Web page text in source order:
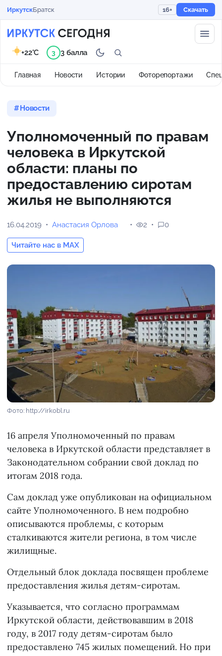
ИркутскБратск 16+ Скачать
Главная Новости Истории Фоторепортажи
+22°C 3 3 балла
Новости
Уполномоченный по правам
человека в Иркутской
области: планы по
предоставлению сиротам
жилья не выполняются
16.04.2019 Анастасия Орлова
Читайте нас в MAX
2 0
Фото: http://irkobl.ru
16 апреля Уполномоченный по правам
человека в Иркутской области представляет в
Законодательном собрании свой доклад по
итогам 2018 года.
Сам доклад уже опубликован на официальном
сайте Уполномоченного. В нем подробно
описываются проблемы, с которым
сталкиваются жители региона, в том числе
жилищные.
Отдельный блок доклада посвящен проблеме
предоставления жилья детям-сиротам.
Указывается, что согласно программам
Иркутской области, действовавшим в 2018
году, в 2017 году детям-сиротам было
предоставлено 745 жилых помещений. Но при